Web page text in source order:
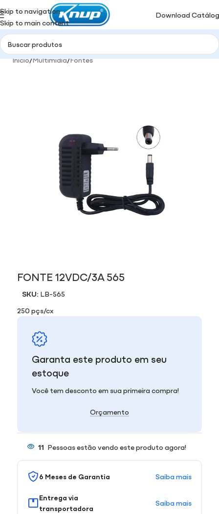
Skip to navigation
Skip to main content
Download
Início/Multimidia/Fontes
FONTE 12VDC/3A 565
SKU: LB-565
250 pçs/cx
Garanta este produto em seu
estoque
Você tem desconto em sua primeira compra!
Orçamento
11 Pessoas estão vendo este produto agora!
6 Meses de Garantia Saiba mais
Entrega via
transportadora
Saiba mais